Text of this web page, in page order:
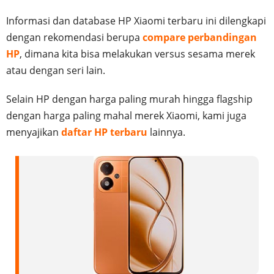
Informasi dan database HP Xiaomi terbaru ini dilengkapi
dengan rekomendasi berupa compare perbandingan
HP, dimana kita bisa melakukan versus sesama merek
atau dengan seri lain.
Selain HP dengan harga paling murah hingga flagship
dengan harga paling mahal merek Xiaomi, kami juga
menyajikan daftar HP terbaru lainnya.